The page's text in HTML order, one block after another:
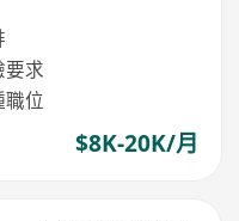
求
位
$8K-20K/月